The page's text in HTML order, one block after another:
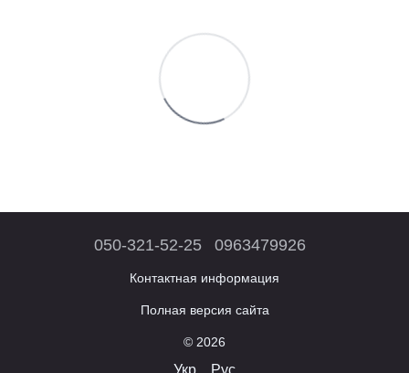
050-321-52-25 0963479926
Контактная информация
Полная версия сайта
© 2026
Укр Рус